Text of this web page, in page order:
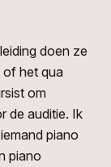
doen ze
of het qua
om
de auditie. Ik
piano
piano